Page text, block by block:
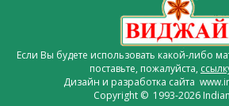
Если Вы будете использовать какой-либо
поставьте, пожалуйста,
Дизайн и разработка сайта
Copyright © 1993-2026